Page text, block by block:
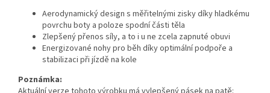
Aerodynamický design s měřitelnými zisky díky hladkému
povrchu boty a poloze spodní části těla
Zlepšený přenos síly, a to i u ne zcela zapnuté obuvi
Energizované nohy pro běh díky optimální podpoře a
stabilizaci při jízdě na kole
Poznámka: